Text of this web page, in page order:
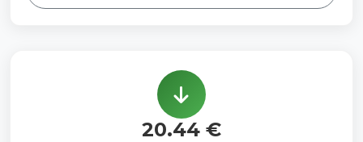
20.44 €